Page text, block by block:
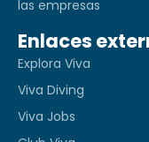
las empresas
Enlaces
Explora Viva
Viva Diving
Viva Jobs